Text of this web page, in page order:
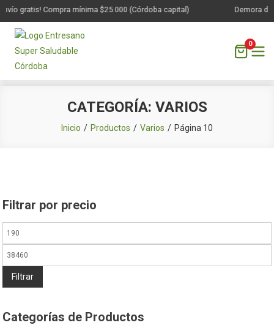
gratis! Compra mínima $25.000 (Córdoba capital) Demora de
0
CATEGORÍA: VARIOS
Inicio Productos Varios Página 10
Filtrar por precio
Precio
Precio
Filtrar
Categorías de Productos